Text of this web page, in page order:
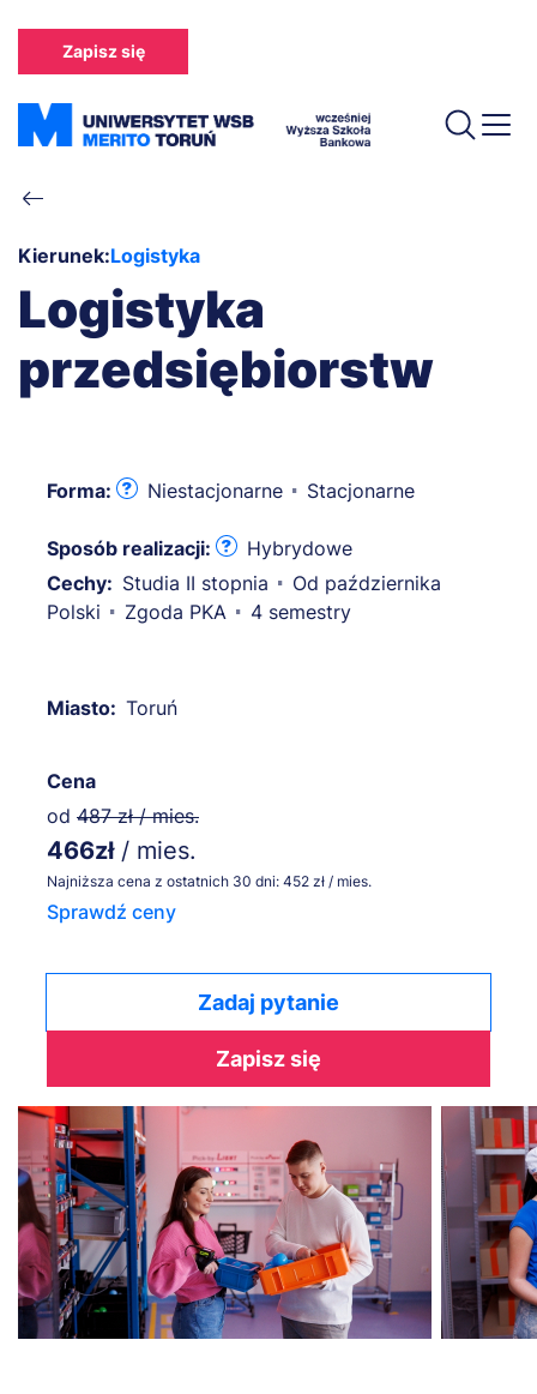
treści
Zapisz się
Ścieżka
nawigacyjna
Kierunek:Logistyka
Logistyka
przedsiębiorstw
Forma: Niestacjonarne Stacjonarne
Sposób realizacji:
Hybrydowe
Cechy: Studia II stopnia
Od października
Polski
Zgoda PKA 4 semestry
Miasto: Toruń
Cena
od 487 zł / mies.
466zł / mies.
Najniższa cena z ostatnich 30 dni: 452 zł / mies.
Sprawdź ceny
Zadaj pytanie
Zapisz się